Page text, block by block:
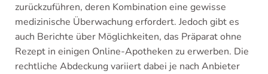
zurückzuführen, deren Kombination eine gewisse
medizinische Überwachung erfordert. Jedoch gibt es
auch Berichte über Möglichkeiten, das Präparat ohne
Rezept in einigen Online-Apotheken zu erwerben. Die
rechtliche Abdeckung variiert dabei je nach Anbieter